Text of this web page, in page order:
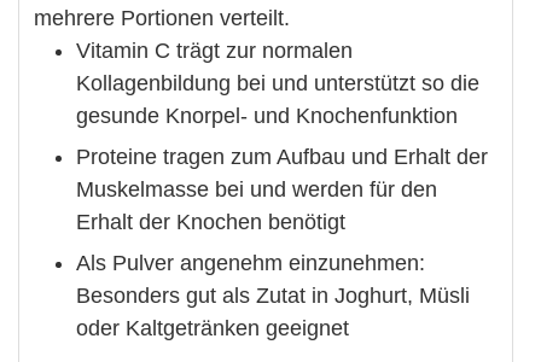
mehrere Portionen verteilt.
Vitamin C trägt zur normalen
Kollagenbildung bei und unterstützt so die
gesunde Knorpel- und Knochenfunktion
Proteine tragen zum Aufbau und Erhalt der
Muskelmasse bei und werden für den
Erhalt der Knochen benötigt
Als Pulver angenehm einzunehmen:
Besonders gut als Zutat in Joghurt, Müsli
oder Kaltgetränken geeignet